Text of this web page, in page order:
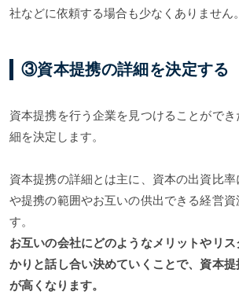
社などに依頼する場合も少なくありません。
③資本提携の詳細を決定する
資本提携を行う企業を見つけることがで
細を決定します。
資本提携の詳細とは主に、資本の出資比
や提携の範囲やお互いの供出できる経営
す。
お互いの会社にどのようなメリットやリ
かりと話し合い決めていくことで、資本
が高くなります。